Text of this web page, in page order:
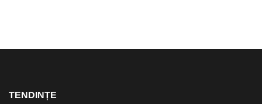
TENDINȚE